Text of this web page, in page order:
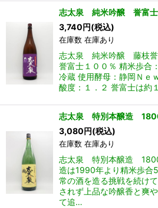
志太泉 純米吟醸 誉富
3,740円(税込)
在庫数 在庫あり
志太泉 純米吟醸 藤枝誉
誉富士１００％ 精米歩合
冷蔵 使用酵母：静岡Ｎｅ
酸度：１．２ 誉富士は約
志太泉 特別本醸造
3,080円(税込)
在庫数 在庫あり
志太泉 特別本醸造
造は1990年より精米歩合
常の酒を造る挑戦を続け
されず上品な吟醸香と爽
て追…